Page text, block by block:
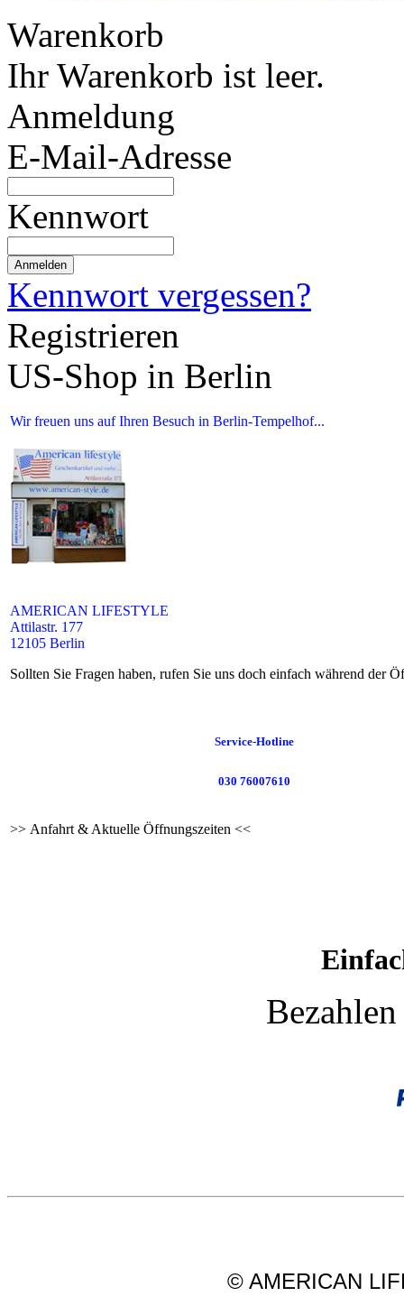
Warenkorb
Ihr Warenkorb ist leer.
Anmeldung
E-Mail-Adresse
Kennwort
Anmelden
Kennwort vergessen?
Registrieren
US-Shop in Berlin
Wir freuen uns auf Ihren Besuch in Berlin-Tempelhof...
AMERICAN LIFESTYLE
Attilastr. 177
12105 Berlin
Sollten Sie Fragen haben, rufen Sie uns doch einfach während der
Service-Hotline
030 76007610
>> Anfahrt & Aktuelle Öffnungszeiten <<
© AMERICAN